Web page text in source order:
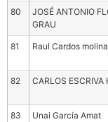
80
JOSÉ ANTONIO
GRAU
81 Raul Cardos molina
82 CARLOS ESCRIVA
83 Unai García Amat